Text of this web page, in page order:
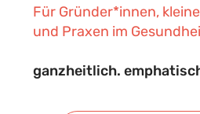
Für Gründer*innen,
und Praxen im
ganzheitlich.